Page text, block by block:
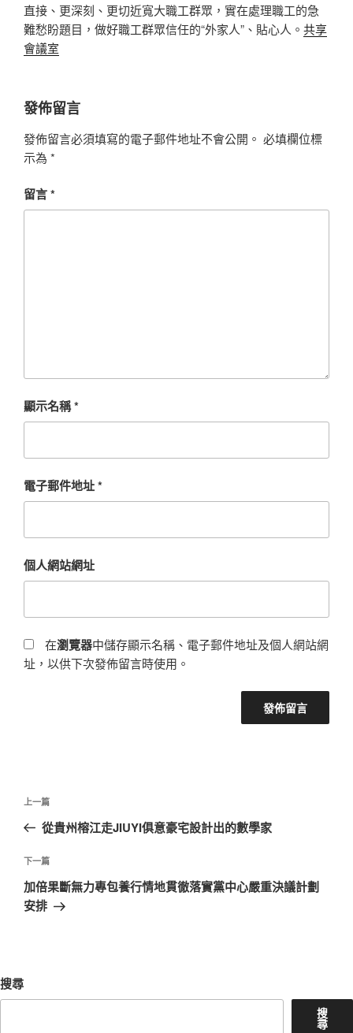
直接、更深刻、更切近寬大職工群眾，實在處理職工的急
難愁盼題目，做好職工群眾信任的“外家人”、貼心人。 共享
會議室
發佈留言
發佈留言必須填寫的電子郵件地址不會公開。 必填欄位標
示為 *
留言*
顯示名稱*
電子郵件地址*
個人網站網址
在瀏覽器中儲存顯示名稱、電子郵件地址及個人網站網
址，以供下次發佈留言時使用。
文
導
覽
上
一
文
章
上一篇
從貴州榕江走JIUYI俱意豪宅設計出的數學家
下
一
篇
下一篇
加倍果斷無力專包養行情地貫徹落實黨中心嚴重決議計劃
安排
搜尋
搜
尋